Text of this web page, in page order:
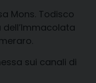
Mons. Todisco
sui canali di